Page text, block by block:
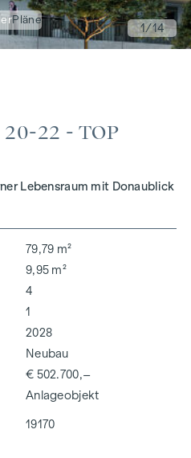
Pläne
1/14
20-22 - TOP
Lebensraum mit Donaublick
79,79 m²
9,95 m²
4
1
2028
Neubau
€ 502.700,–
Anlageobjekt
19170